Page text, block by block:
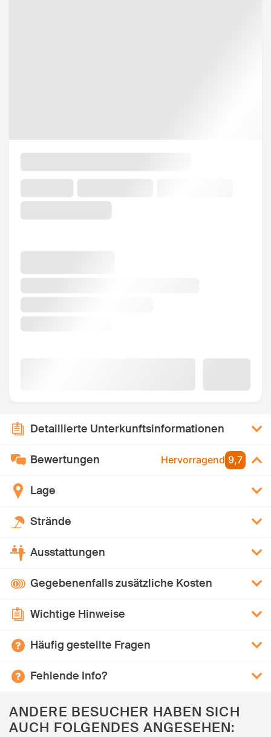
Detaillierte Unterkunftsinformationen
Bewertungen Hervorragend 9,7
Lage
Strände
Ausstattungen
Gegebenenfalls zusätzliche Kosten
Wichtige Hinweise
Häufig gestellte Fragen
Fehlende Info?
ANDERE BESUCHER HABEN SICH
AUCH FOLGENDES ANGESEHEN: